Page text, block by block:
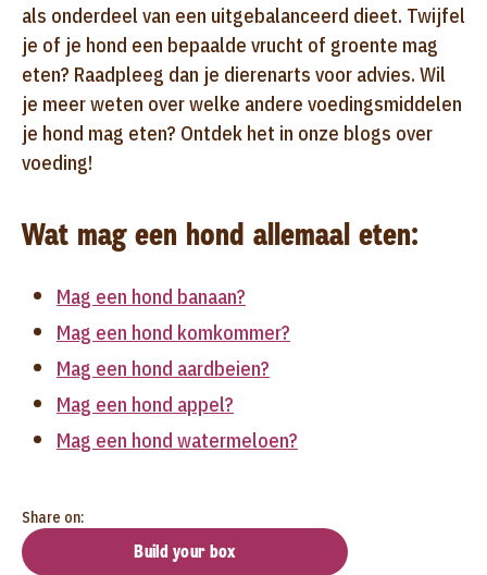
als onderdeel van een uitgebalanceerd dieet. Twijfel
je of je hond een bepaalde vrucht of groente mag
eten? Raadpleeg dan je dierenarts voor advies. Wil
je meer weten over welke andere voedingsmiddelen
je hond mag eten? Ontdek het in onze blogs over
voeding!
Wat mag een hond allemaal eten:
Mag een hond banaan?
Mag een hond komkommer?
Mag een hond aardbeien?
Mag een hond appel?
Mag een hond watermeloen?
Share on:
Build your box